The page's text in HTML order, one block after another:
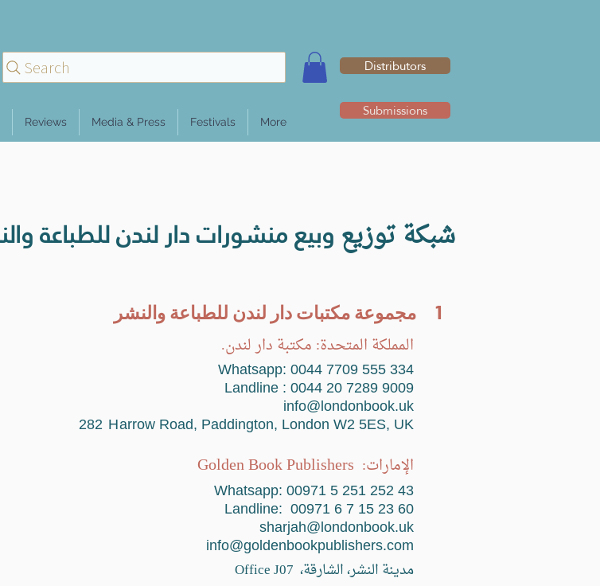
Search Distributors
Reviews Media & Press Festivals More Submissions
شبكة‭ ‬توزيع
1 مجموعة مكتبات دار لندن للطباعة والنشر
المملكة المتحدة: مكتبة دار لندن.
Whatsapp: 0044 7709 555 334
info@londonbook.uk
2 Harrow Road, Paddington, London W2 5ES, UK
الإمارات: Golden Book Publishers
Whatsapp: 00971 5 251 252 43
sharjah@londonbook.uk
info@goldenbookpublishers.com
مدينة النشر، الشارقة، Office J07